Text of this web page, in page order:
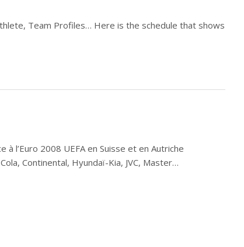
Team Profiles… Here is the schedule that shows
l’Euro 2008 UEFA en Suisse et en Autriche
Continental, Hyundaï-Kia, JVC, Master…